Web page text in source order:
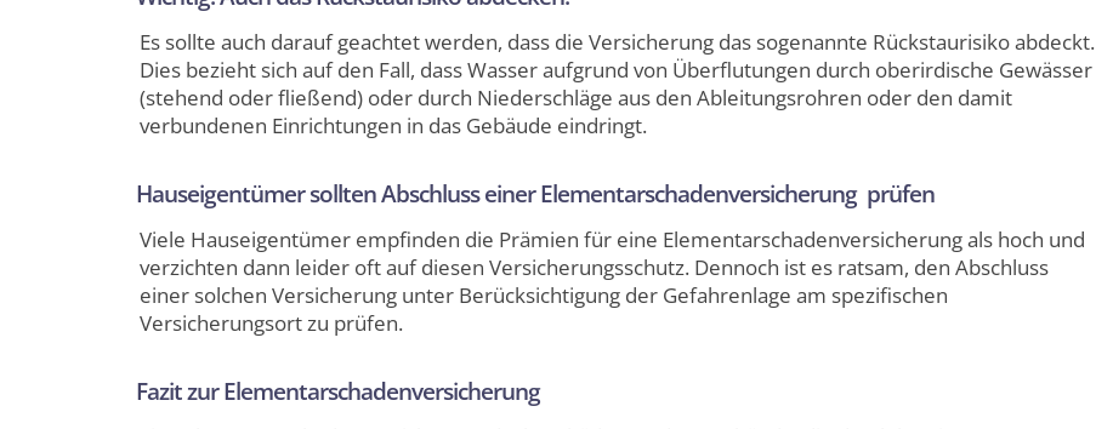
Es sollte auch darauf geachtet werden, dass die Versicherung das sogenannte Rückstaurisiko abdeckt.
Dies bezieht sich auf den Fall, dass Wasser aufgrund von Überflutungen durch oberirdische Gewässer
(stehend oder fließend) oder durch Niederschläge aus den Ableitungsrohren oder den damit
verbundenen Einrichtungen in das Gebäude eindringt.
Hauseigentümer sollten Abschluss einer Elementarschadenversicherung prüfen
Viele Hauseigentümer empfinden die Prämien für eine Elementarschadenversicherung als hoch und
verzichten dann leider oft auf diesen Versicherungsschutz. Dennoch ist es ratsam, den Abschluss
einer solchen Versicherung unter Berücksichtigung der Gefahrenlage am spezifischen
Versicherungsort zu prüfen.
Fazit zur Elementarschadenversicherung